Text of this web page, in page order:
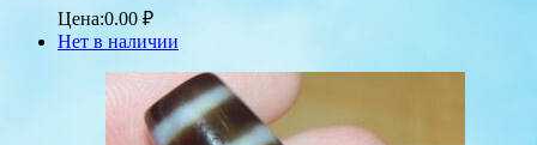
Цена:0.00 ₽
Нет в наличии